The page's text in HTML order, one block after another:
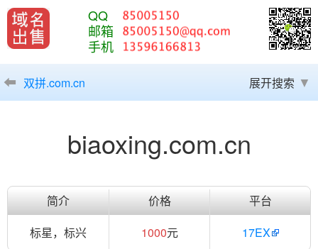
QQ
邮箱
手机
双拼.com.cn 展开搜索
biaoxing.com.cn
简介 价格
平台
标星，标兴
1000元 17EX